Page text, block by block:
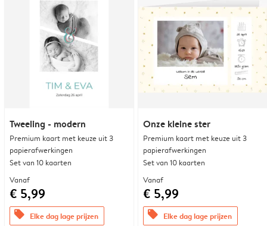
Tweeling - modern
Premium kaart met keuze uit 3
papierafwerkingen
Set van 10 kaarten
Vanaf
€ 5,99
offers Elke dag lage prijzen
Onze kleine ster
Premium kaart met keuze uit 3
papierafwerkingen
Set van 10 kaarten
Vanaf
€ 5,99
offers Elke dag lage prijzen